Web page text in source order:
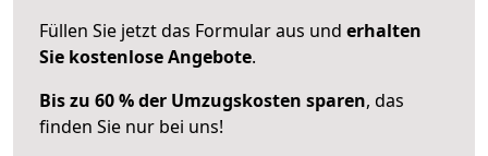
Füllen Sie jetzt das Formular aus und erhalten
Sie kostenlose Angebote.
Bis zu 60 % der Umzugskosten sparen, das
finden Sie nur bei uns!